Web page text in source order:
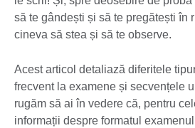
să te gândești și să te pregătești în
cineva să stea și să te observe.
Acest articol detaliază diferitele
frecvent la examene și secvențele
rugăm să ai în vedere că, pentru
informații despre formatul